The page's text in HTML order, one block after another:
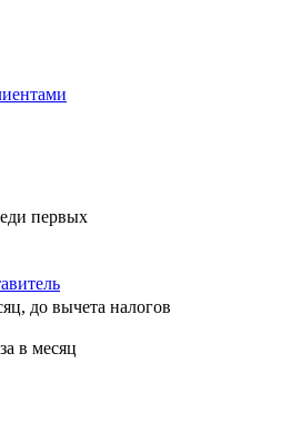
первых
до вычета налогов
в месяц